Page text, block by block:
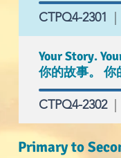
CTPQ4-2301
Your Story.
你的故事。
CTPQ4-2302
Primary to